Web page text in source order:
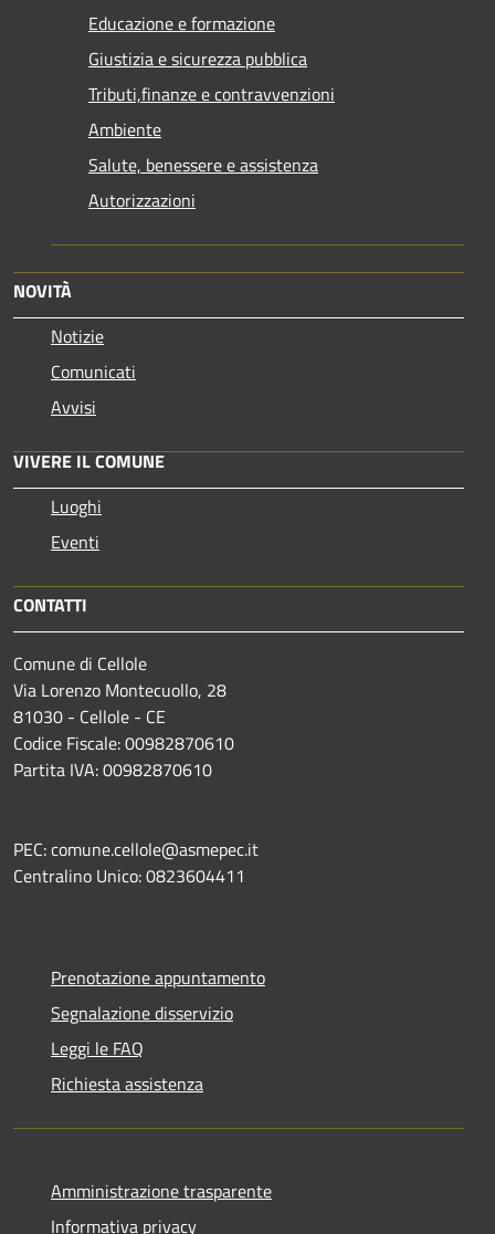
Educazione e formazione
Giustizia e sicurezza pubblica
Tributi,finanze e contravvenzioni
Ambiente
Salute, benessere e assistenza
Autorizzazioni
NOVITÀ
Notizie
Comunicati
Avvisi
VIVERE IL COMUNE
Luoghi
Eventi
CONTATTI
Comune di Cellole
Via Lorenzo Montecuollo, 28
81030 - Cellole - CE
Codice Fiscale: 00982870610
Partita IVA: 00982870610
PEC: comune.cellole@asmepec.it
Centralino Unico: 0823604411
Prenotazione appuntamento
Segnalazione disservizio
Leggi le FAQ
Richiesta assistenza
Amministrazione trasparente
Informativa privacy